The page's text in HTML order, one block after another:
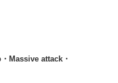
Massive attack・